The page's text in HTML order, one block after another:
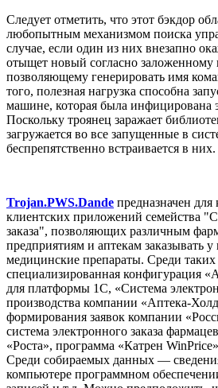
Следует отметить, что этот бэкдор
любопытным механизмом поиска
случае, если один из них внезапно
отыщет новый согласно заложенному
позволяющему генерировать имя
того, полезная нагрузка способна
машине, которая была
Поскольку троянец заражает
загружается во все запущенные в
беспрепятственно встраивается в них.
Trojan.PWS.Dande предназначен
клиентских приложений семейства
заказа", позволяющих различным
предприятиям и аптекам заказывать
медицинские препараты. Среди
специализированная конфигурация
для платформы 1С, «Система
производства компании «Аптека-
формирования заявок компании
система электронного заказа
«Роста», программа «Катрен
Среди собираемых данных —
компьютере программном